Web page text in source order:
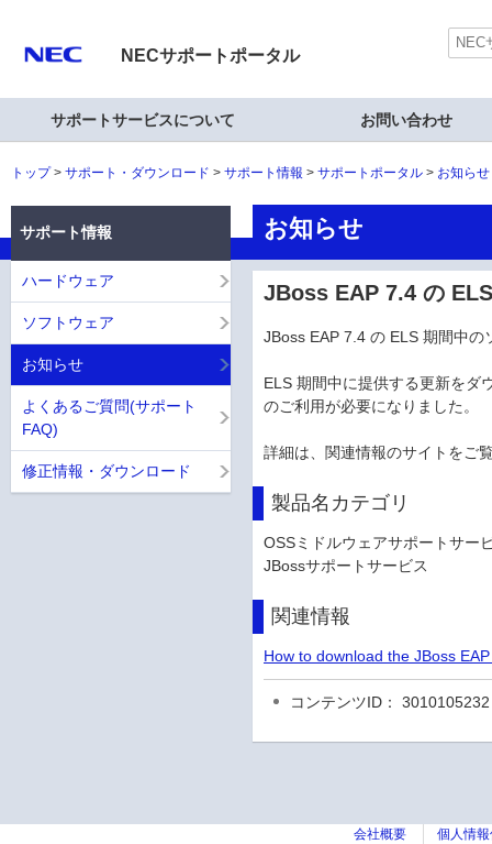
NECサポートポータル
サポートサービスについて お問い合わせ
トップ サポート・ダウンロード サポート情報 サポートポータル お知ら
お知らせ
JBoss EAP 7.4 の
JBoss EAP 7.4 の ELS 期間中
ELS 期間中に提供する更新をダ
のご利用が必要になりました。
詳細は、関連情報のサイトをご
製品名カテゴリ
OSSミドルウェアサポートサー
JBossサポートサービス
関連情報
How to download the JBoss
コンテンツID： 3010105232
サポート情報
ハードウェア
ソフトウェア
お知らせ
よくあるご質問(サポート
FAQ)
修正情報・ダウンロード
会社概要 個人情